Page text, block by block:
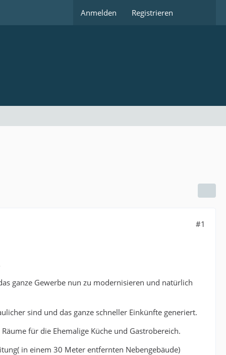
Anmelden Registrieren
#1
ganze Gewerbe nun zu modernisieren und natürlich
sind und das ganze schneller Einkünfte generiert.
für die Ehemalige Küche und Gastrobereich.
in einem 30 Meter entfernten Nebengebäude)